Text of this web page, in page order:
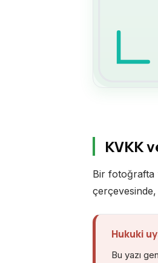
KVKK
Bir fotoğrafta
Hukuki
Bu yazı